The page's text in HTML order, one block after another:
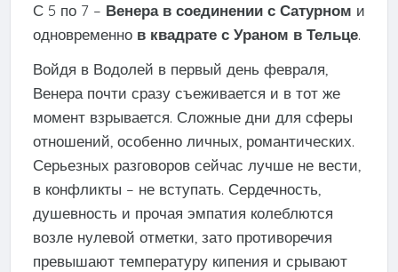
С 5 по 7 – Венера в соединении с Сатурном и
одновременно в квадрате с Ураном в Тельце.
Войдя в Водолей в первый день февраля,
Венера почти сразу съеживается и в тот же
момент взрывается. Сложные дни для сферы
отношений, особенно личных, романтических.
Серьезных разговоров сейчас лучше не вести,
в конфликты – не вступать. Сердечность,
душевность и прочая эмпатия колеблются
возле нулевой отметки, зато противоречия
превышают температуру кипения и срывают